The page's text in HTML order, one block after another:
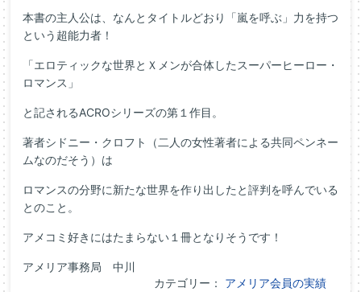
本書の主人公は、なんとタイトルどおり「嵐を呼ぶ」力を持つ
という超能力者！
「エロティックな世界とＸメンが合体したスーパーヒーロー・
ロマンス」
と記されるACROシリーズの第１作目。
著者シドニー・クロフト（二人の女性著者による共同ペンネー
ムなのだそう）は
ロマンスの分野に新たな世界を作り出したと評判を呼んでいる
とのこと。
アメコミ好きにはたまらない１冊となりそうです！
アメリア事務局 中川
カテゴリー： アメリア会員の実績